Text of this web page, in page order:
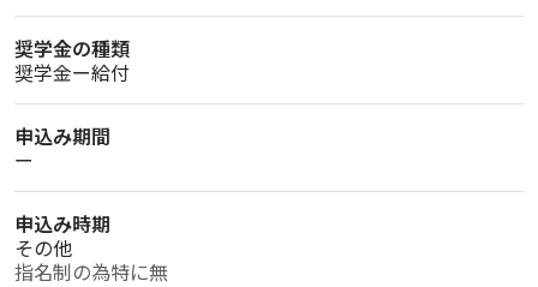
奨学金の種類
奨学金ー給付
申込み期間
ー
申込み時期
その他
指名制の為特に無